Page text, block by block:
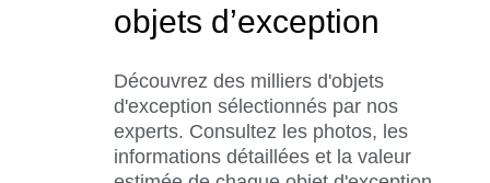
objets d’exception
Découvrez des milliers d'objets
d'exception sélectionnés par nos
experts. Consultez les photos, les
informations détaillées et la valeur